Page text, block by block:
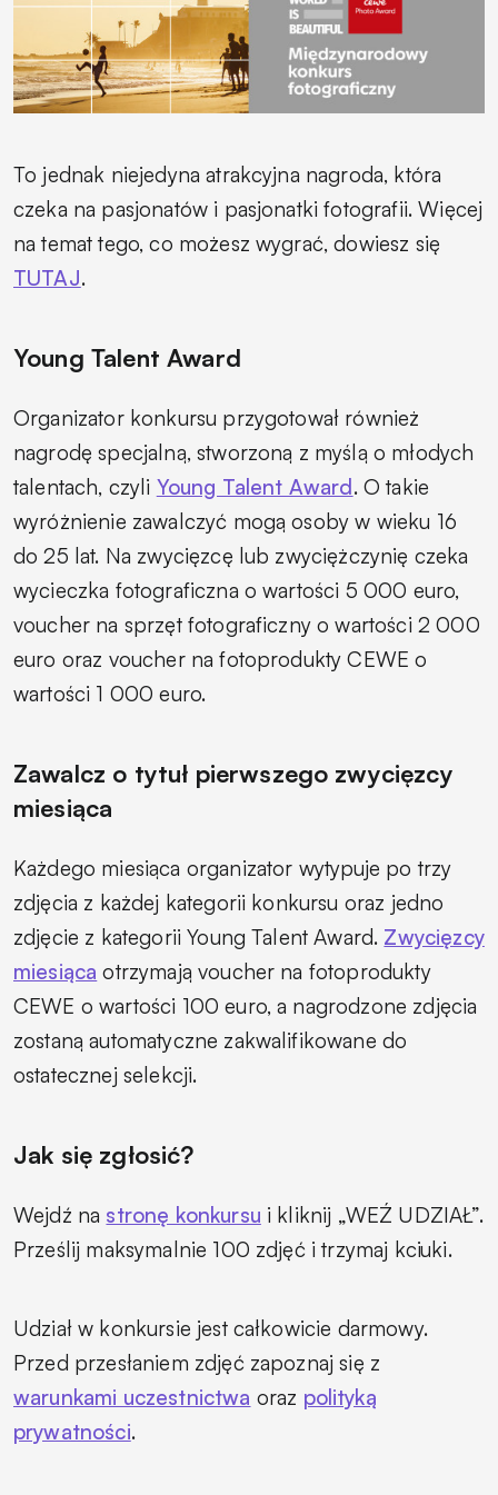
To jednak niejedyna atrakcyjna nagroda, która
czeka na pasjonatów i pasjonatki fotografii. Więcej
na temat tego, co możesz wygrać, dowiesz się
TUTAJ.
Young Talent Award
Organizator konkursu przygotował również
nagrodę specjalną, stworzoną z myślą o młodych
talentach, czyli Young Talent Award. O takie
wyróżnienie zawalczyć mogą osoby w wieku 16
do 25 lat. Na zwycięzcę lub zwyciężczynię czeka
wycieczka fotograficzna o wartości 5 000 euro,
voucher na sprzęt fotograficzny o wartości 2 000
euro oraz voucher na fotoprodukty CEWE o
wartości 1 000 euro.
Zawalcz o tytuł pierwszego zwycięzcy
miesiąca
Każdego miesiąca organizator wytypuje po trzy
zdjęcia z każdej kategorii konkursu oraz jedno
zdjęcie z kategorii Young Talent Award. Zwycięzcy
miesiąca otrzymają voucher na fotoprodukty
CEWE o wartości 100 euro, a nagrodzone zdjęcia
zostaną automatyczne zakwalifikowane do
ostatecznej selekcji.
Jak się zgłosić?
Wejdź na stronę konkursu i kliknij „WEŹ UDZIAŁ”.
Prześlij maksymalnie 100 zdjęć i trzymaj kciuki.
Udział w konkursie jest całkowicie darmowy.
Przed przesłaniem zdjęć zapoznaj się z
warunkami uczestnictwa oraz polityką
prywatności.